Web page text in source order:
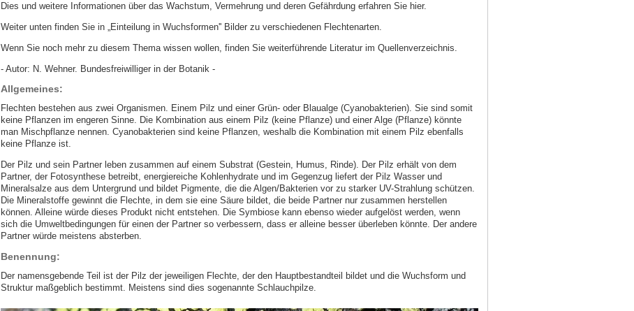
Dies und weitere Informationen über das Wachstum, Vermehrung und deren Gefährdung erfahren Sie hier.
Weiter unten finden Sie in „Einteilung in Wuchsformen'' Bilder zu verschiedenen Flechtenarten.
Wenn Sie noch mehr zu diesem Thema wissen wollen, finden Sie weiterführende Literatur im Quellenverzeichnis.
- Autor: N. Wehner. Bundesfreiwilliger in der Botanik -
Allgemeines:
Flechten bestehen aus zwei Organismen. Einem Pilz und einer Grün- oder Blaualge (Cyanobakterien). Sie sind somit
keine Pflanzen im engeren Sinne. Die Kombination aus einem Pilz (keine Pflanze) und einer Alge (Pflanze) könnte
man Mischpflanze nennen. Cyanobakterien sind keine Pflanzen, weshalb die Kombination mit einem Pilz ebenfalls
keine Pflanze ist.
Der Pilz und sein Partner leben zusammen auf einem Substrat (Gestein, Humus, Rinde). Der Pilz erhält von dem
Partner, der Fotosynthese betreibt, energiereiche Kohlenhydrate und im Gegenzug liefert der Pilz Wasser und
Mineralsalze aus dem Untergrund und bildet Pigmente, die die Algen/Bakterien vor zu starker UV-Strahlung schützen.
Die Mineralstoffe gewinnt die Flechte, in dem sie eine Säure bildet, die beide Partner nur zusammen herstellen
können. Alleine würde dieses Produkt nicht entstehen. Die Symbiose kann ebenso wieder aufgelöst werden, wenn
sich die Umweltbedingungen für einen der Partner so verbessern, dass er alleine besser überleben könnte. Der andere
Partner würde meistens absterben.
Benennung:
Der namensgebende Teil ist der Pilz der jeweiligen Flechte, der den Hauptbestandteil bildet und die Wuchsform und
Struktur maßgeblich bestimmt. Meistens sind dies sogenannte Schlauchpilze.